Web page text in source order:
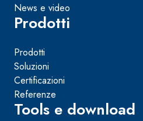
News e video
Prodotti
Prodotti
Soluzioni
Certificazioni
Referenze
Tools e download